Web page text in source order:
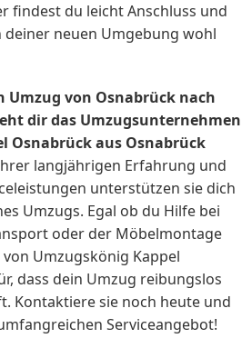
findest du leicht Anschluss und
deiner neuen Umgebung wohl
Umzug von Osnabrück nach
dir das Umzugsunternehmen
Osnabrück aus Osnabrück
langjährigen Erfahrung und
unterstützen sie dich
Umzugs. Egal ob du Hilfe bei
oder der Möbelmontage
Umzugskönig Kappel
dass dein Umzug reibungslos
Kontaktiere sie noch heute und
Serviceangebot!